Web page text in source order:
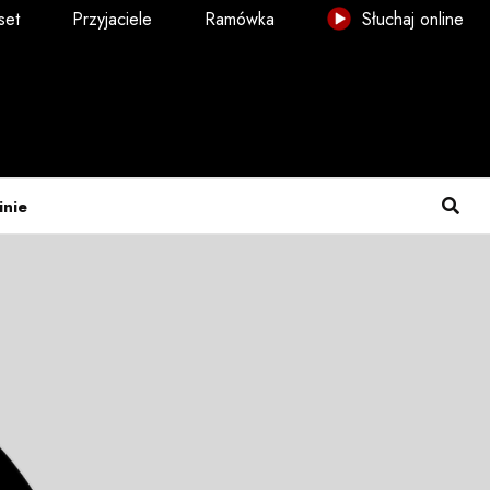
Przyjaciele Ramówka Słuchaj online